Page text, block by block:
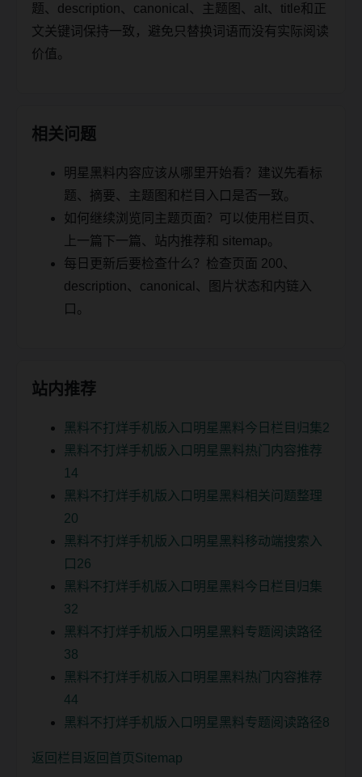
题、description、canonical、主题图、alt、title和正
文关键词保持一致，避免只替换词语而没有实际阅读
价值。
相关问题
明星黑料内容应该从哪里开始看？建议先看标
题、摘要、主题图和栏目入口是否一致。
如何继续浏览同主题页面？可以使用栏目页、
上一篇下一篇、站内推荐和 sitemap。
每日更新后要检查什么？检查页面 200、
description、canonical、图片状态和内链入
口。
站内推荐
黑料不打烊手机版入口明星黑料今日栏目归集2
黑料不打烊手机版入口明星黑料热门内容推荐
14
黑料不打烊手机版入口明星黑料相关问题整理
20
黑料不打烊手机版入口明星黑料移动端搜索入
口26
黑料不打烊手机版入口明星黑料今日栏目归集
32
黑料不打烊手机版入口明星黑料专题阅读路径
38
黑料不打烊手机版入口明星黑料热门内容推荐
44
黑料不打烊手机版入口明星黑料专题阅读路径8
返回栏目 返回首页 Sitemap